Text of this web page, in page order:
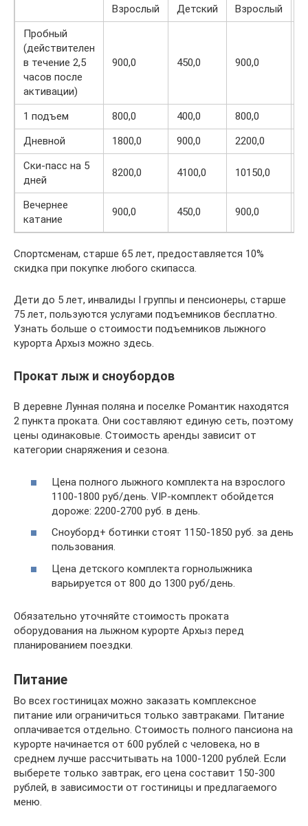
Взрослый Детский Взрослый
Пробный
(действителен
в течение 2,5
часов после
активации)
900,0 450,0 900,0
1 подъем 800,0 400,0 800,0
Дневной
1800,0 900,0 2200,0
Ски-пасс на 5
дней
8200,0 4100,0 10150,0
Вечернее
катание
900,0 450,0 900,0
Спортсменам, старше 65 лет, предоставляется 10%
скидка при покупке любого скипасса.
Дети до 5 лет, инвалиды I группы и пенсионеры, старше
75 лет, пользуются услугами подъемников бесплатно.
Узнать больше о стоимости подъемников лыжного
курорта Архыз можно здесь.
Прокат лыж и сноубордов
В деревне Лунная поляна и поселке Романтик находятся
2 пункта проката. Они составляют единую сеть, поэтому
цены одинаковые. Стоимость аренды зависит от
категории снаряжения и сезона.
Цена полного лыжного комплекта на взрослого
1100-1800 руб/день. VIP-комплект обойдется
дороже: 2200-2700 руб. в день.
Сноуборд+ ботинки стоят 1150-1850 руб. за день
пользования.
Цена детского комплекта горнолыжника
варьируется от 800 до 1300 руб/день.
Обязательно уточняйте стоимость проката
оборудования на лыжном курорте Архыз перед
планированием поездки.
Питание
Во всех гостиницах можно заказать комплексное
питание или ограничиться только завтраками. Питание
оплачивается отдельно. Стоимость полного пансиона на
курорте начинается от 600 рублей с человека, но в
среднем лучше рассчитывать на 1000-1200 рублей. Если
выберете только завтрак, его цена составит 150-300
рублей, в зависимости от гостиницы и предлагаемого
меню.